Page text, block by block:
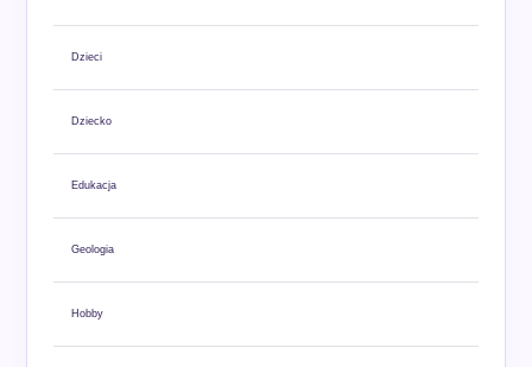
Dzieci
Dziecko
Edukacja
Geologia
Hobby